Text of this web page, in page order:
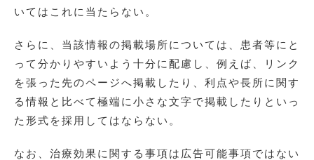
いてはこれに当たらない。
さらに、当該情報の掲載場所については、患者等にと
って分かりやすいよう十分に配慮し、例えば、リンク
を張った先のページへ掲載したり、利点や長所に関す
る情報と比べて極端に小さな文字で掲載したりといっ
た形式を採用してはならない。
なお、治療効果に関する事項は広告可能事項ではない